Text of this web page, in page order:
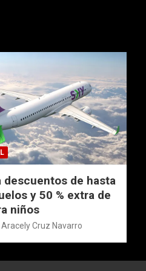
descuentos de hasta
y 50 % extra de
niños
Aracely Cruz Navarro